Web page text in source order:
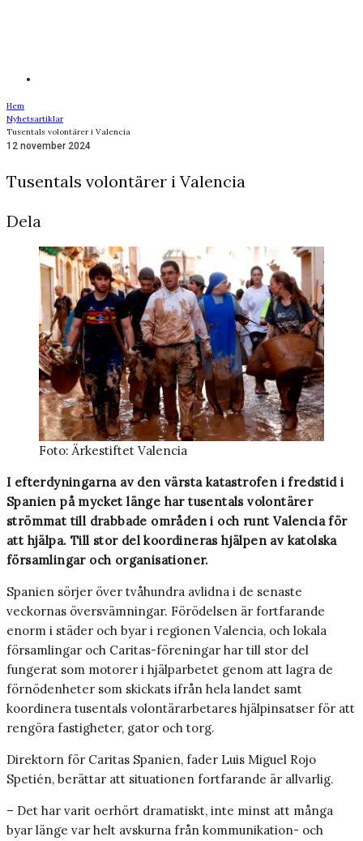
Hem
Nyhetsartiklar
Tusentals volontärer i Valencia
12 november 2024
Tusentals volontärer i Valencia
Dela
Foto: Ärkestiftet Valencia
I efterdyningarna av den värsta katastrofen i fredstid i
Spanien på mycket länge har tusentals volontärer
strömmat till drabbade områden i och runt Valencia för
att hjälpa. Till stor del koordineras hjälpen av katolska
församlingar och organisationer.
Spanien sörjer över tvåhundra avlidna i de senaste
veckornas översvämningar. Förödelsen är fortfarande
enorm i städer och byar i regionen Valencia, och lokala
församlingar och Caritas-föreningar har till stor del
fungerat som motorer i hjälparbetet genom att lagra de
förnödenheter som skickats ifrån hela landet samt
koordinera tusentals volontärarbetares hjälpinsatser för att
rengöra fastigheter, gator och torg.
Direktorn för Caritas Spanien, fader Luis Miguel Rojo
Spetién, berättar att situationen fortfarande är allvarlig.
– Det har varit oerhört dramatiskt, inte minst att många
byar länge var helt avskurna från kommunikation- och